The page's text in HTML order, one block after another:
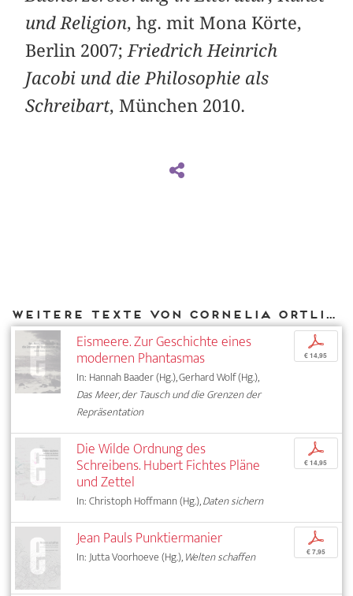
und Religion, hg. mit Mona Körte,
Berlin 2007;Friedrich Heinrich
Jacobi und die Philosophie als
Schreibart, München 2010.
Weitere Texte von Cornelia Ortlieb bei DIAPHANES
Eismeere. Zur Geschichte eines
modernen Phantasmas
In: Hannah Baader (Hg.), Gerhard Wolf (Hg.),
Das Meer, der Tausch und die Grenzen der
Repräsentation
p
€ 14,95
Die Wilde Ordnung des
Schreibens. Hubert Fichtes Pläne
und Zettel
In: Christoph Hoffmann (Hg.),Daten sichern
p
€ 14,95
Jean Pauls Punktiermanier
In: Jutta Voorhoeve (Hg.),Welten schaffen
p
€ 7,95